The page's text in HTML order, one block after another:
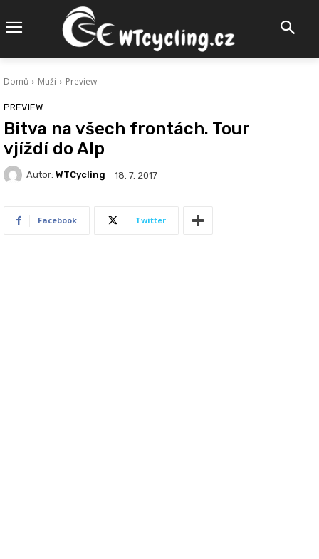
Domů Muži Preview
PREVIEW
Bitva na všech frontách. Tour
vjíždí do Alp
Autor: WTCycling 18. 7. 2017
Facebook Twitter